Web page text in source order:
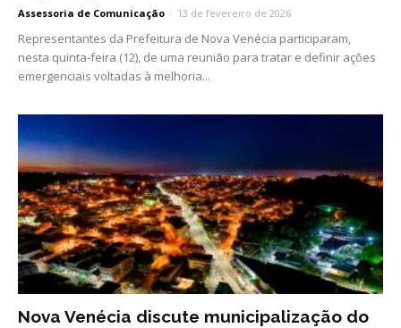
Assessoria de Comunicação - 13 de fevereiro de 2026
Representantes da Prefeitura de Nova Venécia participaram,
nesta quinta-feira (12), de uma reunião para tratar e definir ações
emergenciais voltadas à melhoria...
Nova Venécia discute municipalização do